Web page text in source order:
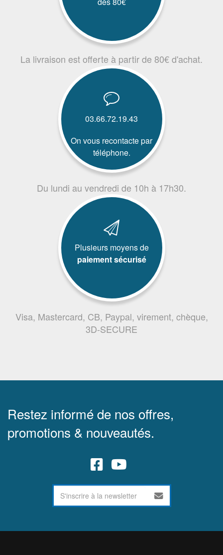
La livraison est offerte à partir de 80€ d'achat.
03.66.72.19.43
On vous recontacte par
téléphone.
Du lundi au vendredi de 10h à 17h30.
Plusieurs moyens de
paiement sécurisé
Visa, Mastercard, CB, Paypal, virement, chèque,
3D-SECURE
Restez informé de nos offres,
promotions & nouveautés.